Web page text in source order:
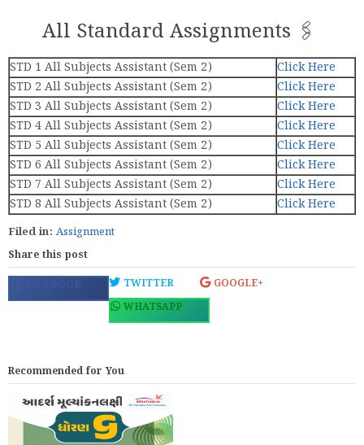
All Standard Assignments 🖇️
STD 1 All Subjects Assistant (Sem 2)
Click Here
STD 2 All Subjects Assistant (Sem 2)
Click Here
STD 3 All Subjects Assistant (Sem 2)
Click Here
STD 4 All Subjects Assistant (Sem 2)
Click Here
STD 5 All Subjects Assistant (Sem 2)
Click Here
STD 6 All Subjects Assistant (Sem 2)
Click Here
STD 7 All Subjects Assistant (Sem 2)
Click Here
STD 8 All Subjects Assistant (Sem 2)
Click Here
Filed in: Assignment
Share this post
FACEBOOK TWITTER
GOOGLE+
WHATSAPP
Recommended for You